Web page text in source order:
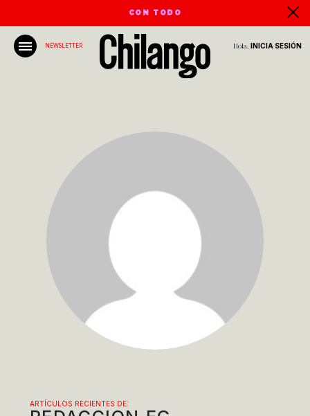
CON TODO
NEWSLETTER Hola, INICIA SESIÓN
ARTÍCULOS RECIENTES DE: